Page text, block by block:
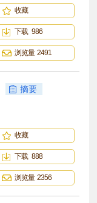
收藏
下载 986
浏览量 2491
摘要
收藏
下载 888
浏览量 2356